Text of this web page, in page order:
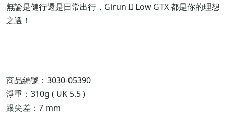
無論是健行還是日常出行，Girun II Low GTX 都是你的理想
之選！
商品編號：3030-05390
淨重：310g ( UK 5.5 )
跟尖差：7 mm